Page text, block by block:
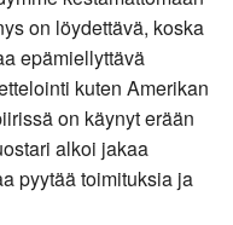
on löydettävä, koska
epämiellyttävä
kuten Amerikan
on käynyt erään
alkoi jakaa
pyytää toimituksia ja